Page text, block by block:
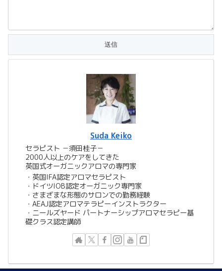
Suda Keiko
セラピスト －須田桂子－
2000人以上のケアをしてきた
英国式オーガニックアロマの専門家
​​・英国IFA認定アロマセラピスト
・ドイツIOB認定オーガニック専門家
・さまざまな形態のサロンでの勤務経験
・AEAJ認定アロマテラピーインストラクター
・ニールズヤード パートナーシップアロマセラピー基
礎クラス認定講師